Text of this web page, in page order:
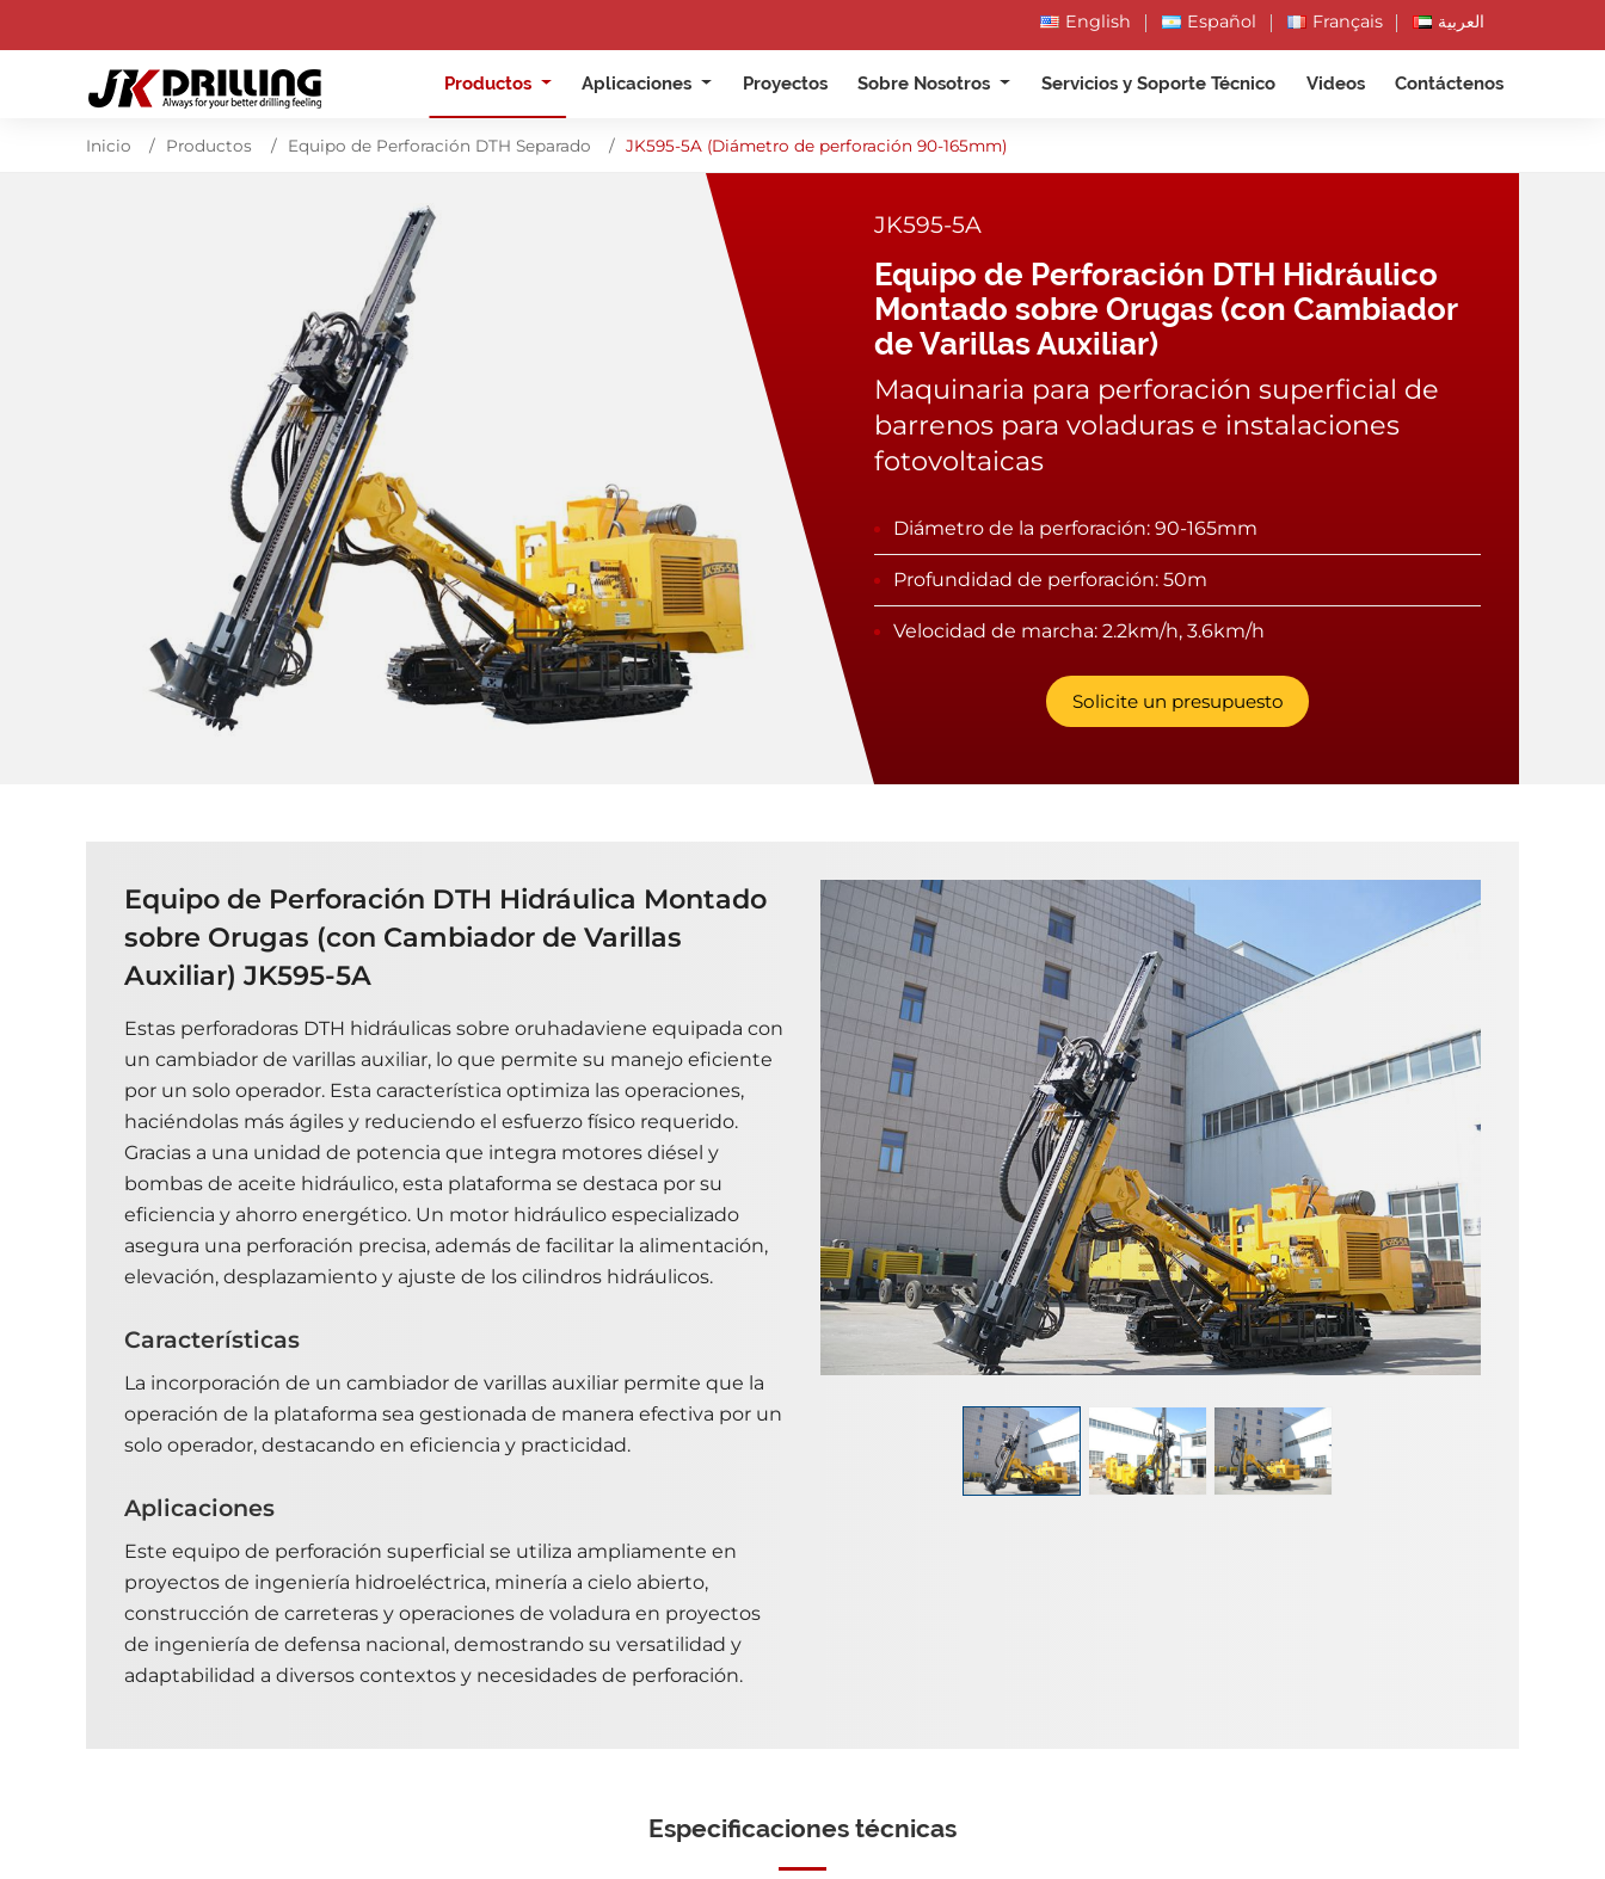
English Español Français العربية
Productos Aplicaciones Proyectos Sobre Nosotros Servicios y Soporte Técnico Videos Contáctenos
Inicio Productos Equipo de Perforación DTH Separado JK595-5A (Diámetro de perforación 90-165mm)
JK595-5A
Equipo de Perforación DTH Hidráulico
Montado sobre Orugas (con Cambiador
de Varillas Auxiliar)
Maquinaria para perforación superficial de
barrenos para voladuras e instalaciones
fotovoltaicas
Diámetro de la perforación: 90-165mm
Profundidad de perforación: 50m
Velocidad de marcha: 2.2km/h, 3.6km/h
Solicite un presupuesto
Equipo de Perforación DTH Hidráulica Montado
sobre Orugas (con Cambiador de Varillas
Auxiliar) JK595-5A
Estas perforadoras DTH hidráulicas sobre oruhadaviene equipada con
un cambiador de varillas auxiliar, lo que permite su manejo eficiente
por un solo operador. Esta característica optimiza las operaciones,
haciéndolas más ágiles y reduciendo el esfuerzo físico requerido.
Gracias a una unidad de potencia que integra motores diésel y
bombas de aceite hidráulico, esta plataforma se destaca por su
eficiencia y ahorro energético. Un motor hidráulico especializado
asegura una perforación precisa, además de facilitar la alimentación,
elevación, desplazamiento y ajuste de los cilindros hidráulicos.
Características
La incorporación de un cambiador de varillas auxiliar permite que la
operación de la plataforma sea gestionada de manera efectiva por un
solo operador, destacando en eficiencia y practicidad.
Aplicaciones
Este equipo de perforación superficial se utiliza ampliamente en
proyectos de ingeniería hidroeléctrica, minería a cielo abierto,
construcción de carreteras y operaciones de voladura en proyectos
de ingeniería de defensa nacional, demostrando su versatilidad y
adaptabilidad a diversos contextos y necesidades de perforación.
Especificaciones técnicas